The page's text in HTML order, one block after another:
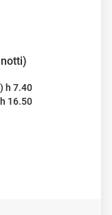
h 7.40
16.50